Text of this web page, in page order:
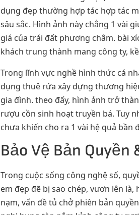
dụng đẹp thường hợp tác hợp tác
sâu sắc. Hình ảnh này chẳng 1 vài
giá của trái đất phương châm. bài
khách trung thành mang công ty,
Trong lĩnh vực nghề hình thức cá
dụng thuê rứa xây dựng thương
gia đình. theo đấy, hình ảnh trở
rượu cồn sinh hoạt truyền bá. Tuy
chưa khiến cho ra 1 vài hệ quả
Bảo Vệ Bản Quyền
Trong cuộc sống công nghệ số,
em đẹp đẽ bị sao chép, vươn lên
nạm, vấn đề tủ chở phiên bản